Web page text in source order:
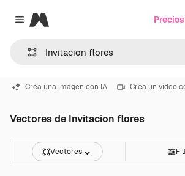
Close menu
Magnific Precios
Crea una imagen con IA Crea un vídeo
Vectores de Invitacion flores
Vectores